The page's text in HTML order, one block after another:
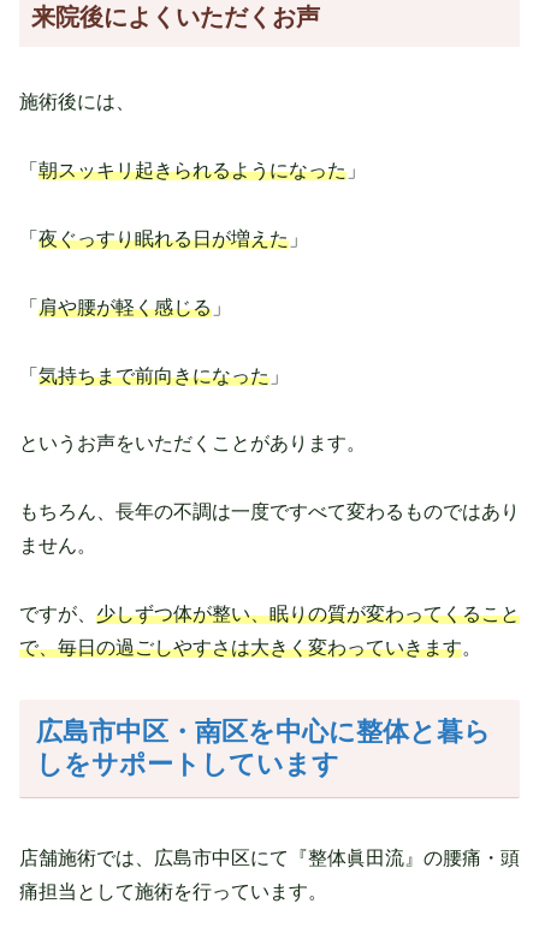
来院後によくいただくお声
施術後には、
「 朝スッキリ起きられるようになった 」
「 夜ぐっすり眠れる日が増えた 」
「 肩や腰が軽く感じる 」
「 気持ちまで前向きになった 」
というお声をいただくことがあります。
もちろん、長年の不調は一度ですべて変わるものではあり
ません。
ですが、 少しずつ体が整い、眠りの質が変わってくること
で、毎日の過ごしやすさは大きく変わっていきます。
広島市中区・南区を中心に整体と暮ら
しをサポートしています
店舗施術では、広島市中区にて『整体眞田流』の腰痛・頭
痛担当として施術を行っています。